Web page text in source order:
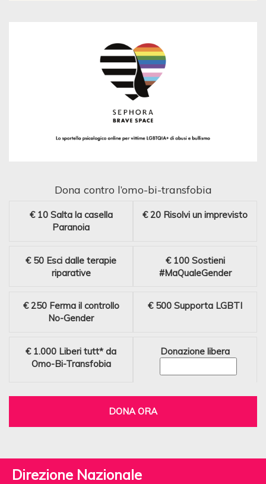
Dona contro l’omo-bi-transfobia
€ 10 Salta la casella
Paranoia
€ 20 Risolvi un imprevisto
€ 50 Esci dalle terapie
riparative
€ 100 Sostieni
#MaQualeGender
€ 250 Ferma il controllo
No-Gender
€ 500 Supporta LGBTI
€ 1.000 Liberi tutt* da
Omo-Bi-Transfobia
Donazione libera
DONA ORA
Direzione Nazionale